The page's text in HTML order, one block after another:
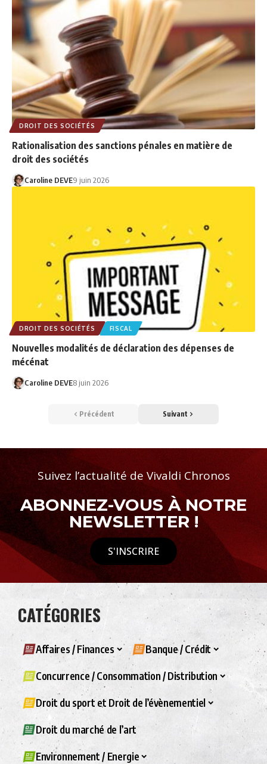
DROIT DES SOCIÉTÉS
Rationalisation des sanctions pénales en matière de
droit des sociétés
Caroline DEVE9 juin 2026
DROIT DES SOCIÉTÉS FISCAL
Nouvelles modalités de déclaration des dépenses de
mécénat
Caroline DEVE8 juin 2026
Précédent Suivant
Suivez l’actualité de Vivaldi Chronos
ABONNEZ-VOUS À NOTRE
NEWSLETTER !
S'INSCRIRE
CATÉGORIES
Affaires / Finances Banque / Crédit
Concurrence / Consommation / Distribution
Droit du sport et Droit de l’évènementiel
Droit du marché de l’art
Environnement / Energie